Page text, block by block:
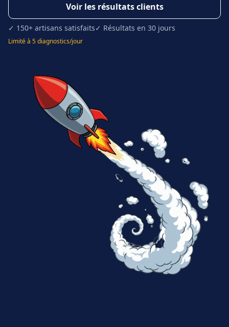
Voir les résultats clients
✓ 150+ artisans satisfaits✓ Résultats en 30 jours
Limité à 5 diagnostics/jour